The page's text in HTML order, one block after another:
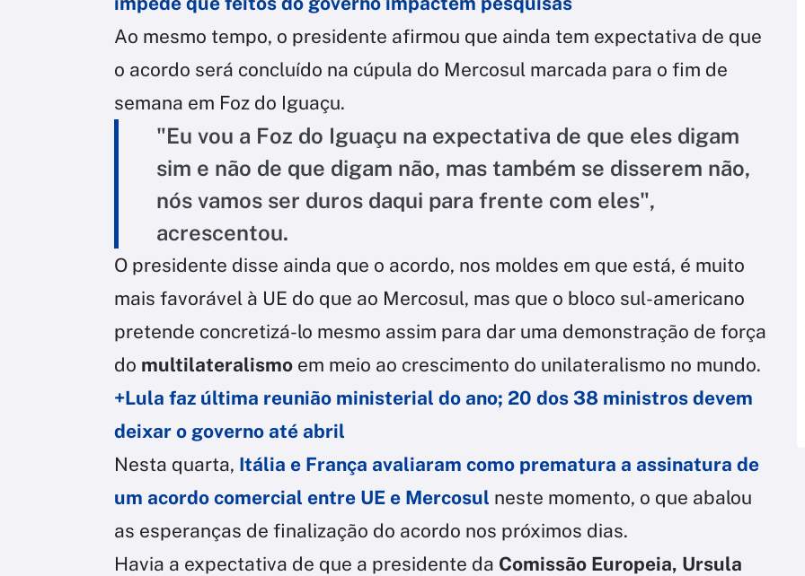
Ao mesmo tempo, o presidente afirmou que ainda tem expectativa de que
o acordo será concluído na cúpula do Mercosul marcada para o fim de
semana em Foz do Iguaçu.
"Eu vou a Foz do Iguaçu na expectativa de que eles digam
sim e não de que digam não, mas também se disserem não,
nós vamos ser duros daqui para frente com eles",
acrescentou.
O presidente disse ainda que o acordo, nos moldes em que está, é muito
mais favorável à UE do que ao Mercosul, mas que o bloco sul-americano
pretende concretizá-lo mesmo assim para dar uma demonstração de força
do multilateralismo em meio ao crescimento do unilateralismo no mundo.
+Lula faz última reunião ministerial do ano; 20 dos 38 ministros devem
deixar o governo até abril
Nesta quarta, Itália e França avaliaram como prematura a assinatura de
um acordo comercial entre UE e Mercosul neste momento, o que abalou
as esperanças de finalização do acordo nos próximos dias.
Havia a expectativa de que a presidente da Comissão Europeia, Ursula